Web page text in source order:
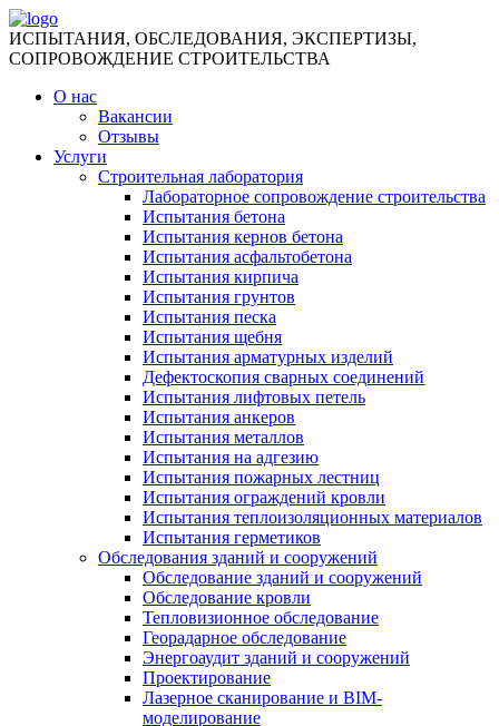
ИСПЫТАНИЯ, ОБСЛЕДОВАНИЯ, ЭКСПЕРТИЗЫ,
СОПРОВОЖДЕНИЕ СТРОИТЕЛЬСТВА
О нас
Вакансии
Отзывы
Услуги
Строительная лаборатория
Лабораторное сопровождение строительства
Испытания бетона
Испытания кернов бетона
Испытания асфальтобетона
Испытания кирпича
Испытания грунтов
Испытания песка
Испытания щебня
Испытания арматурных изделий
Дефектоскопия сварных соединений
Испытания лифтовых петель
Испытания анкеров
Испытания металлов
Испытания на адгезию
Испытания пожарных лестниц
Испытания ограждений кровли
Испытания теплоизоляционных материалов
Испытания герметиков
Обследования зданий и сооружений
Обследование зданий и сооружений
Обследование кровли
Тепловизионное обследование
Георадарное обследование
Энергоаудит зданий и сооружений
Проектирование
Лазерное сканирование и BIM-
моделирование